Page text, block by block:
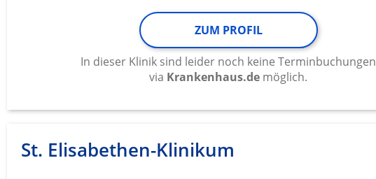
ZUM PROFIL
In dieser Klinik sind leider noch keine Terminbuchungen
via Krankenhaus.de möglich.
St. Elisabethen-Klinikum